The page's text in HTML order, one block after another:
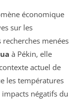
économique
sur les
recherches menées
à Pékin, elle
actuel de
les températures
négatifs du